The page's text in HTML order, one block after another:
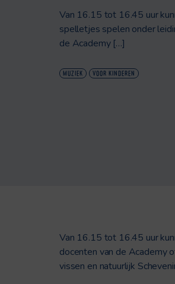
Van 16.15 tot 16.45 uur
spelletjes spelen onder
de Academy […]
MUZIEK VOOR KINDEREN
Van 16.15 tot 16.45 uur
docenten van de Academy
vissen en natuurlijk